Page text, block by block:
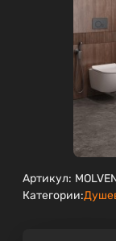
Артикул:
Категории: